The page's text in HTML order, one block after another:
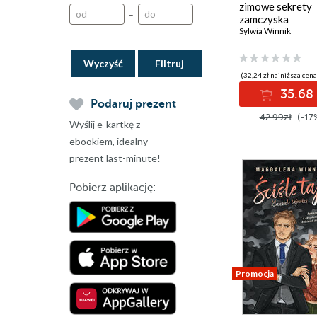
Akademii WSB
Wydawnictwo
Uniwersytetu
Katowicach
Wydawnictwo
Uniwersytetu Łódzkiego
Zysk i S-ka Wydawnictwo
–
Wyczyść
Podaruj prezent
Wyślij e-kartkę z
ebookiem, idealny
prezent last-minute!
Pobierz aplikację:
zimowe sekrety
zamczyska
Sylwia Winnik
(32,24 zł najniższa
35.68
42.99zł (-
Promocja